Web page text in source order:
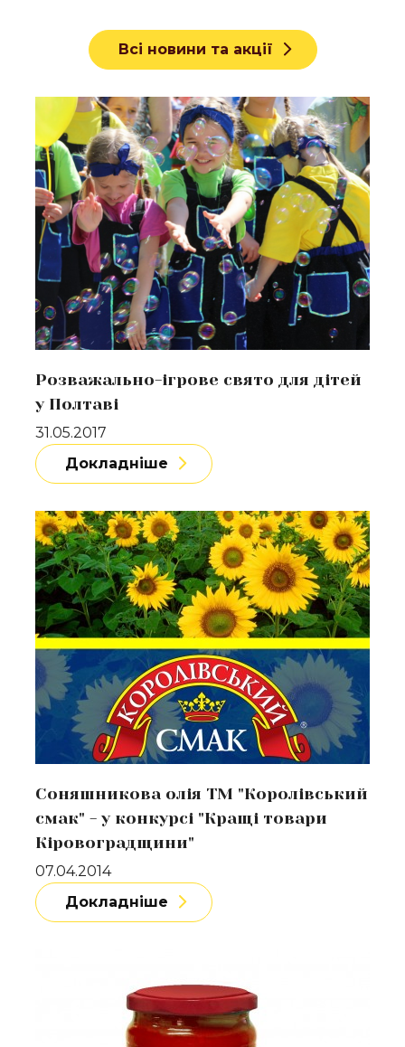
Всі новини та акції
Докладніше
Розважально-ігрове свято для дітей
у Полтаві
31.05.2017
Докладніше
Докладніше
Соняшникова олія ТМ "Королівський
смак" - у конкурсі "Кращі товари
Кіровоградщини"
07.04.2014
Докладніше